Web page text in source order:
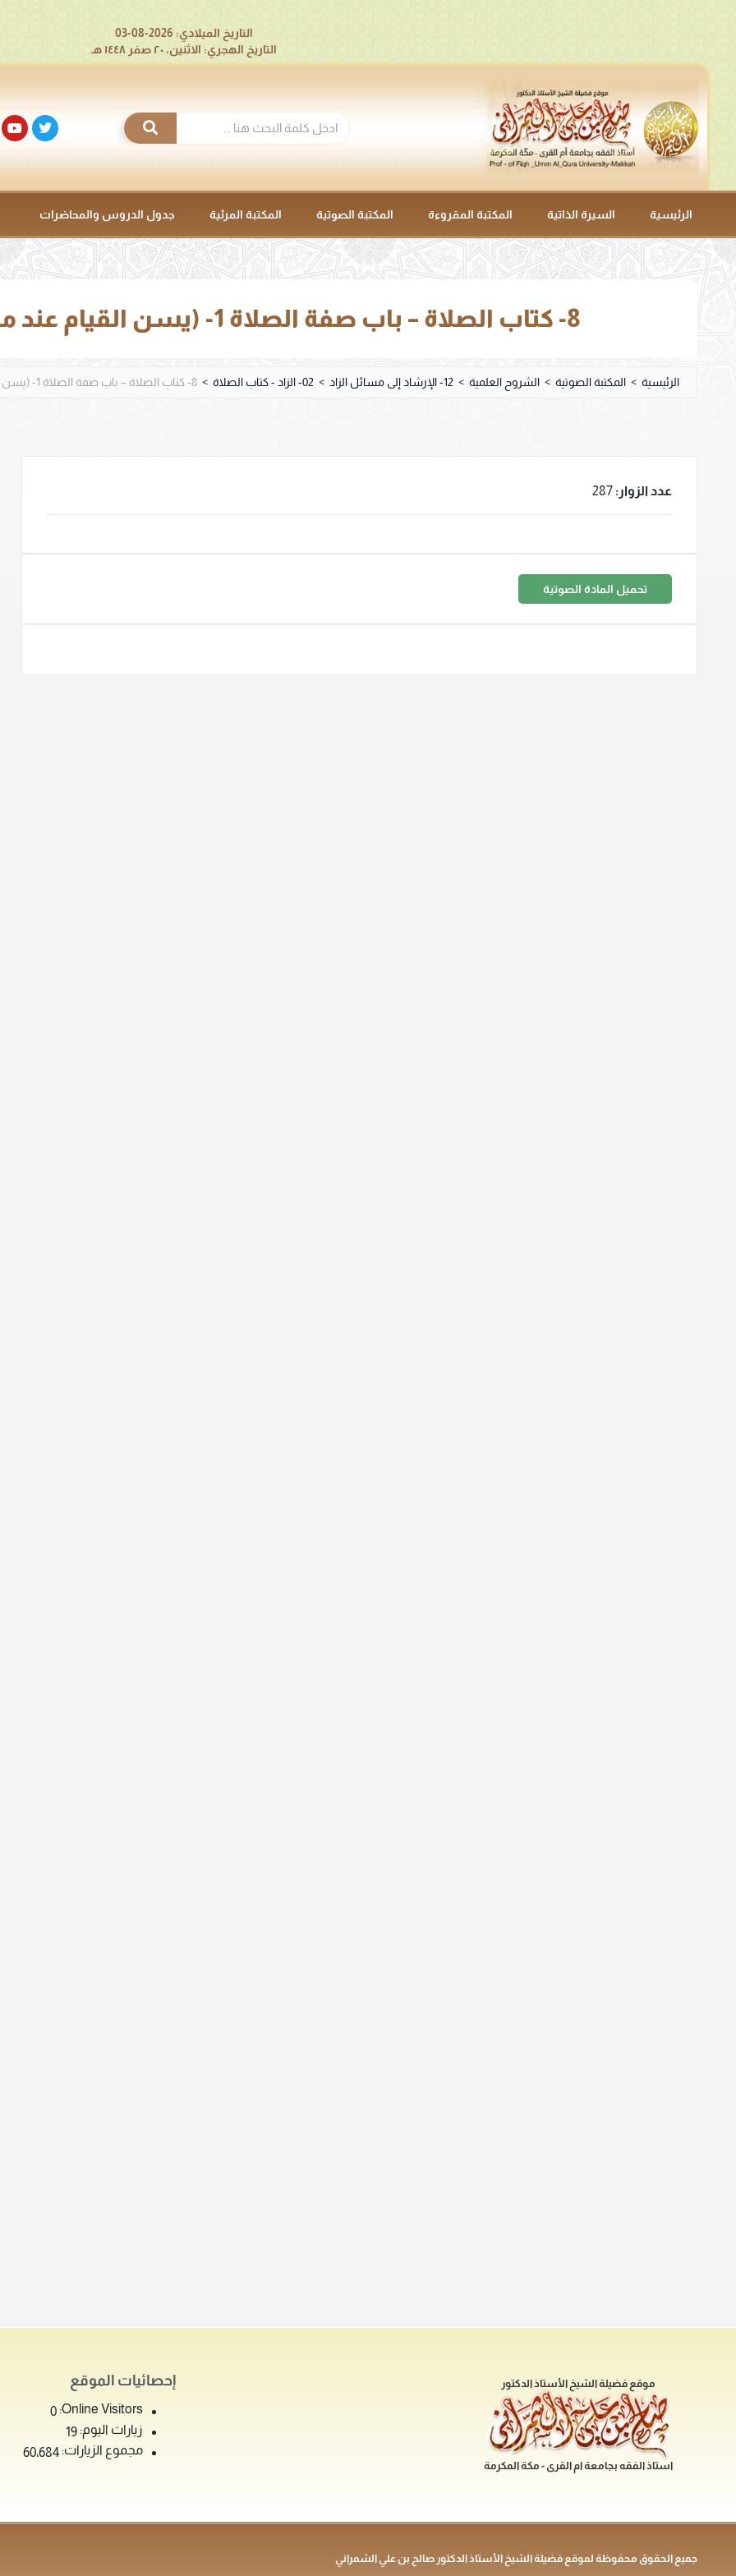
التاريخ الميلادي: 2026-08-03
التاريخ الهجري: الاثنين، ٢٠ صفر ١٤٤٨ هـ
الرئيسية السيرة الذاتية المكتبة المقروءة المكتبة الصوتية المكتبة المرئية جدول الدروس والمحاضرات
8- كتاب الصلاة – باب صفة الصلاة 1- (يسن القيام عند من قد قامت الصلاة).
الرئيسية > المكتبة الصوتية > الشروح العلمية > 12- الإرشاد إلى مسائل الزاد > 02- الزاد - كتاب الصلاة > 8- كتاب الصلاة – باب صفة الصلاة 1- (يسن القيام عند من قد قامت الصلاة).
عدد الزوار: 287
تحميل المادة الصوتية
موقع فضيلة الشيخ الأستاذ الدكتور
استاذ الفقه بجامعة ام القرى - مكة المكرمة
إحصائيات الموقع
Online Visitors:
0
زيارات اليوم: 19
مجموع الزيارات: 60٬684
جميع الحقوق محفوظة لموقع فضيلة الشيخ الأستاذ الدكتور صالح بن علي الشمراني